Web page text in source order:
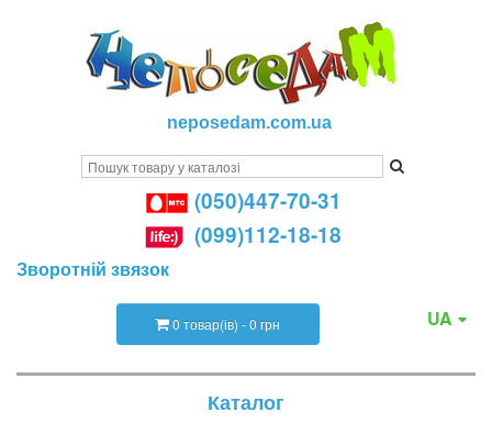
neposedam.com.ua
(050)447-70-31
(099)112-18-18
Зворотній звязок
UA
0 товар(ів) - 0 грн
Каталог